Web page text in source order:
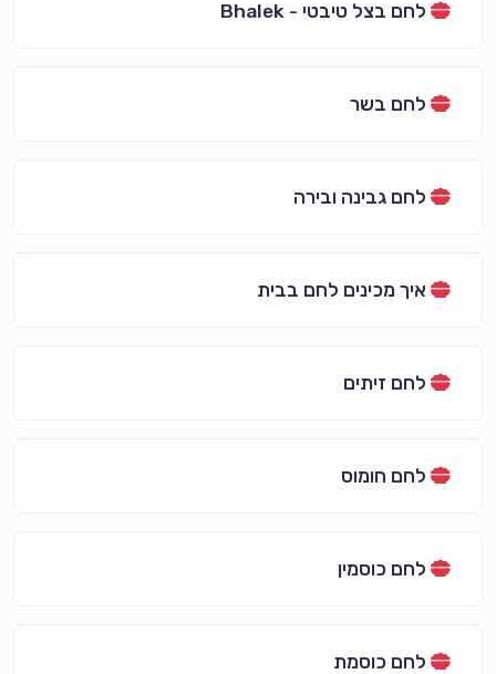
לחם בצל טיבטי - Bhalek
לחם בשר
לחם גבינה ובירה
איך מכינים לחם בבית
לחם זיתים
לחם חומוס
לחם כוסמין
לחם כוסמת